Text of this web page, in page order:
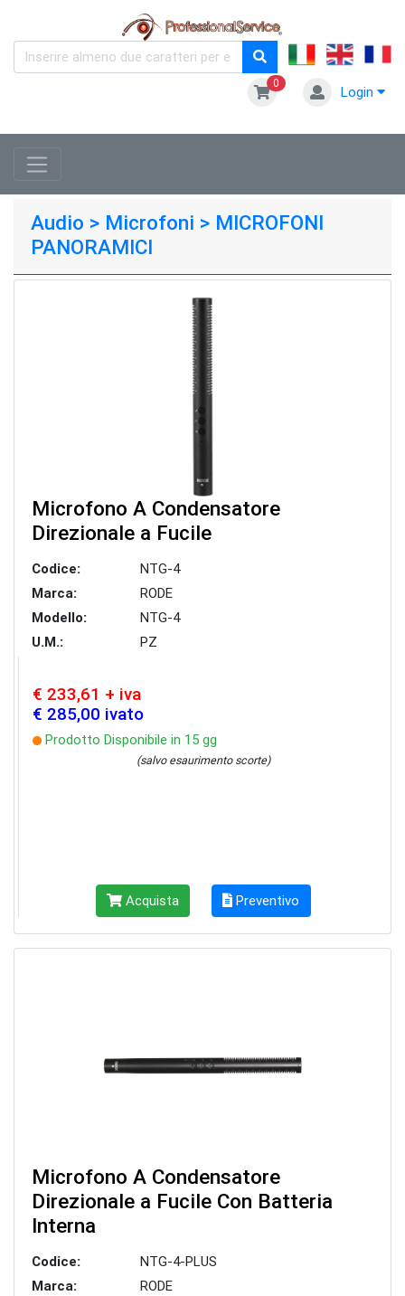
0
Login
Audio > Microfoni > MICROFONI
PANORAMICI
Microfono A Condensatore
Direzionale a Fucile
Codice:
NTG-4
Marca:
RODE
Modello:
NTG-4
U.M.:
PZ
€ 233,61 + iva
€ 285,00 ivato
Prodotto Disponibile in 15 gg
(salvo esaurimento scorte)
Acquista Preventivo
Microfono A Condensatore
Direzionale a Fucile Con Batteria
Interna
Codice:
NTG-4-PLUS
Marca:
RODE